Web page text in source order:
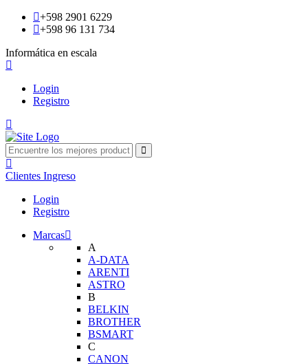
+598 2901 6229
+598 96 131 734
Informática en escala
Login
Registro
Clientes Ingreso
Login
Registro
Marcas
A
A-DATA
ARENTI
ASTRO
B
BELKIN
BROTHER
BSMART
C
CANON